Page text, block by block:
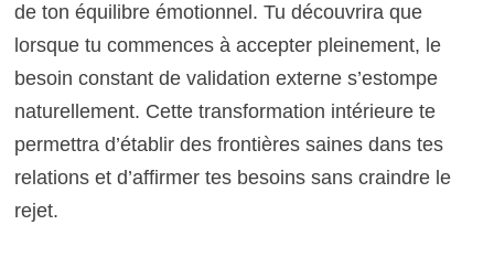
de ton équilibre émotionnel. Tu découvrira que
lorsque tu commences à accepter pleinement, le
besoin constant de validation externe s’estompe
naturellement. Cette transformation intérieure te
permettra d’établir des frontières saines dans tes
relations et d’affirmer tes besoins sans craindre le
rejet.